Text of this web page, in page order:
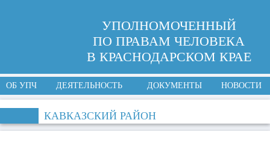
УПОЛНОМОЧЕННЫЙ
ПО ПРАВАМ ЧЕЛОВЕКА
В КРАСНОДАРСКОМ КРАЕ
ОБ УПЧ ДЕЯТЕЛЬНОСТЬ ДОКУМЕНТЫ НОВОСТИ
КАВКАЗСКИЙ РАЙОН